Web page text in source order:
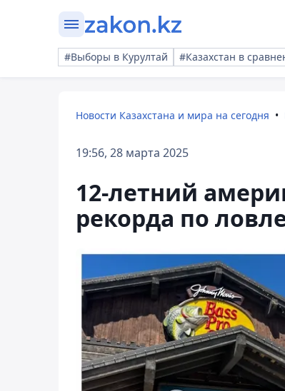
#Выборы в Курултай #Казахстан в
Новости Казахстана и мира на сегодня
19:56, 28 марта 2025
12-летний
рекорда по